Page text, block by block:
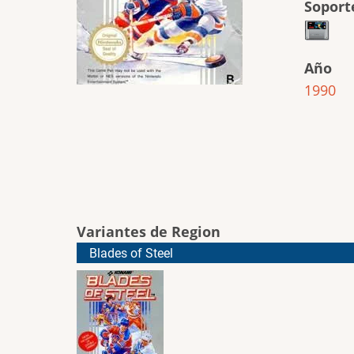
Año
1990
Variantes de Region
Blades of Steel